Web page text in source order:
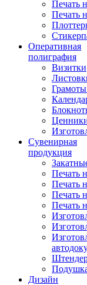
Печать
Печать
Оперативная
полиграфия
Визитки
Сувенирная
продукция
Печать
Печать
Печать
Печать
Дизайн